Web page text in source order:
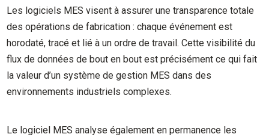
Les logiciels MES visent à assurer une transparence totale
des opérations de fabrication : chaque événement est
horodaté, tracé et lié à un ordre de travail. Cette visibilité du
flux de données de bout en bout est précisément ce qui fait
la valeur d’un système de gestion MES dans des
environnements industriels complexes.
Le logiciel MES analyse également en permanence les